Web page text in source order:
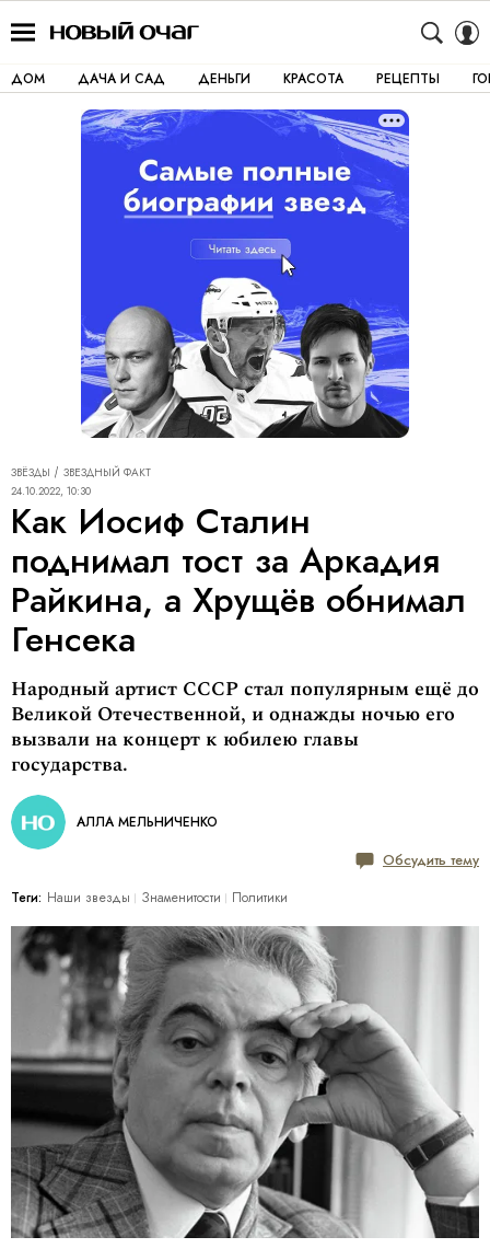
ДОМ ДАЧА И САД ДЕНЬГИ КРАСОТА РЕЦЕПТЫ
ЗВЁЗДЫ
ЗВЕЗДНЫЙ ФАКТ
24.10.2022, 10:30
Как Иосиф Сталин
поднимал тост за Аркадия
Райкина, а Хрущёв обнимал
Генсека
Народный артист СССР стал популярным ещё до
Великой Отечественной, и однажды ночью его
вызвали на концерт к юбилею главы
государства.
АЛЛА МЕЛЬНИЧЕНКО
Обсудить тему
Теги: Наши звезды Знаменитости Политики